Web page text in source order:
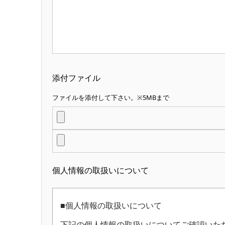
添付ファイル
ファイルを添付して下さい。※5MBまで
個人情報の取扱いについて
■個人情報の取扱いについて